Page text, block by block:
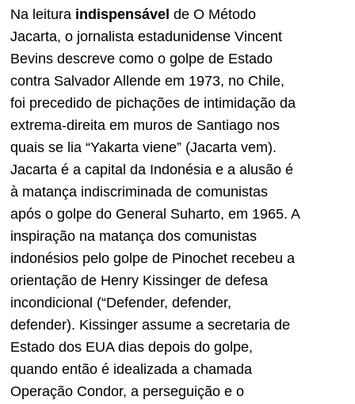
Na leitura indispensável de O Método
Jacarta, o jornalista estadunidense Vincent
Bevins descreve como o golpe de Estado
contra Salvador Allende em 1973, no Chile,
foi precedido de pichações de intimidação da
extrema-direita em muros de Santiago nos
quais se lia “Yakarta viene” (Jacarta vem).
Jacarta é a capital da Indonésia e a alusão é
à matança indiscriminada de comunistas
após o golpe do General Suharto, em 1965. A
inspiração na matança dos comunistas
indonésios pelo golpe de Pinochet recebeu a
orientação de Henry Kissinger de defesa
incondicional (“Defender, defender,
defender). Kissinger assume a secretaria de
Estado dos EUA dias depois do golpe,
quando então é idealizada a chamada
Operação Condor, a perseguição e o